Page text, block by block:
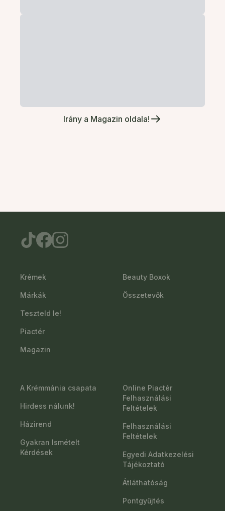
Irány a Magazin oldala!
Krémek
Márkák
Teszteld le!
Piactér
Magazin
Beauty Boxok
Összetevők
A Krémmánia csapata
Hirdess nálunk!
Házirend
Gyakran Ismételt
Kérdések
Online Piactér
Felhasználási
Feltételek
Felhasználási
Feltételek
Egyedi Adatkezelési
Tájékoztató
Átláthatóság
Pontgyűjtés